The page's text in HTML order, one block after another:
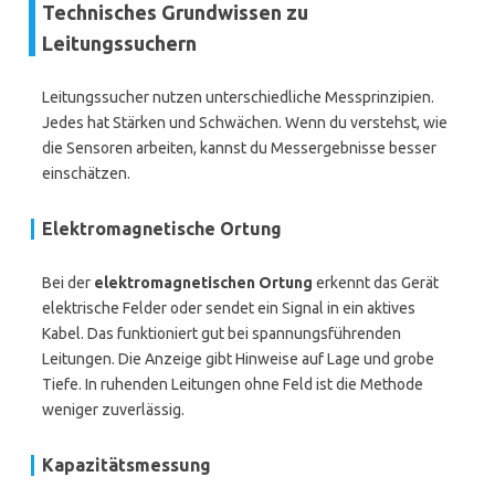
Technisches Grundwissen zu
Leitungssuchern
Leitungssucher nutzen unterschiedliche Messprinzipien.
Jedes hat Stärken und Schwächen. Wenn du verstehst, wie
die Sensoren arbeiten, kannst du Messergebnisse besser
einschätzen.
Elektromagnetische Ortung
Bei der elektromagnetischen Ortung erkennt das Gerät
elektrische Felder oder sendet ein Signal in ein aktives
Kabel. Das funktioniert gut bei spannungsführenden
Leitungen. Die Anzeige gibt Hinweise auf Lage und grobe
Tiefe. In ruhenden Leitungen ohne Feld ist die Methode
weniger zuverlässig.
Kapazitätsmessung